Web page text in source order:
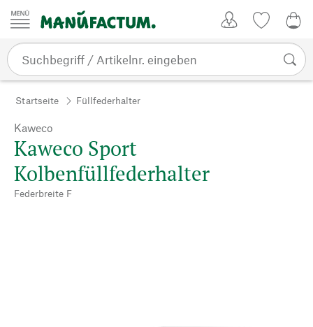
Zum Inhalt springen
Startseite Füllfederhalter
Kaweco
Kaweco Sport
Kolbenfüllfederhalter
Federbreite F